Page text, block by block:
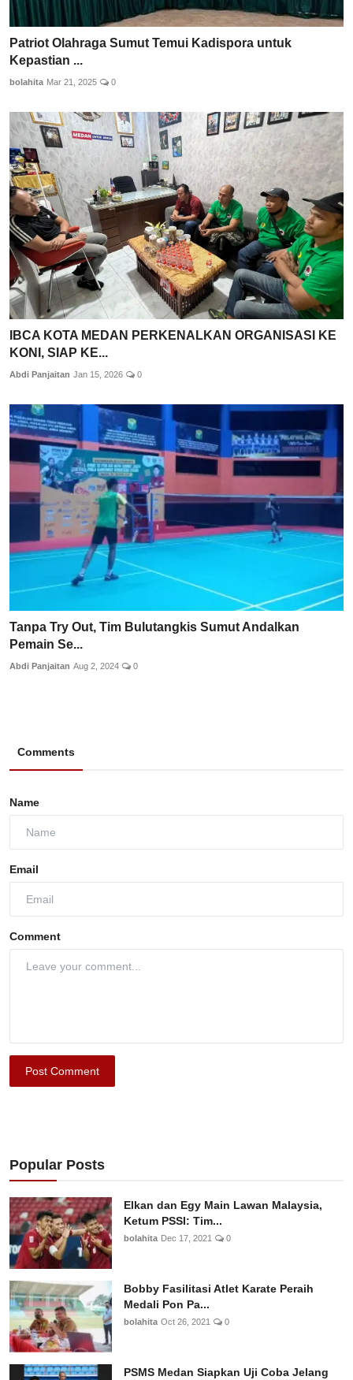
Patriot Olahraga Sumut Temui Kadispora untuk
Kepastian ...
bolahita Mar 21, 2025 0
IBCA KOTA MEDAN PERKENALKAN ORGANISASI KE
KONI, SIAP KE...
Abdi Panjaitan Jan 15, 2026 0
Tanpa Try Out, Tim Bulutangkis Sumut Andalkan
Pemain Se...
Abdi Panjaitan Aug 2, 2024 0
Comments
Name
Email
Comment
Post Comment
Popular Posts
Elkan dan Egy Main Lawan Malaysia,
Ketum PSSI: Tim...
bolahita Dec 17, 2021 0
Bobby Fasilitasi Atlet Karate Peraih
Medali Pon Pa...
bolahita Oct 26, 2021 0
PSMS Medan Siapkan Uji Coba Jelang